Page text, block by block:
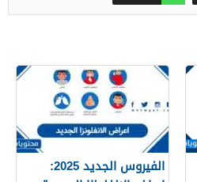
الفيروس الجديد 2025: